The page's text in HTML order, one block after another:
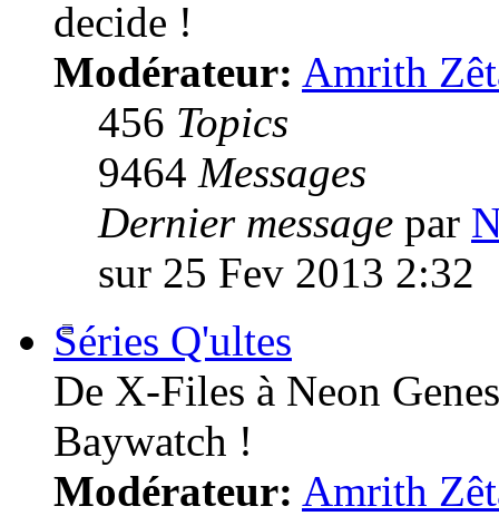
decide !
Modérateur: Amrith
456 Topics
9464 Messages
Dernier message par
sur 25 Fev 2013 2:32
Séries Q'ultes
De X-Files à Neon
Baywatch !
Modérateur: Amrith